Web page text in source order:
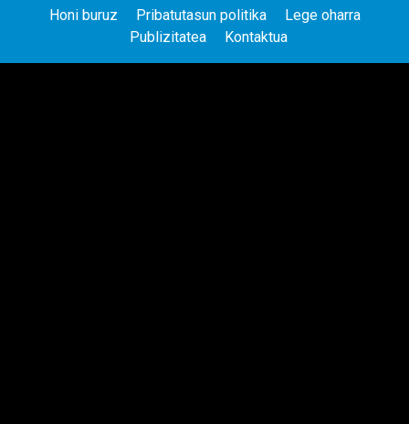
Honi buruz Pribatutasun politika
Lege oharra
Publizitatea
Kontaktua